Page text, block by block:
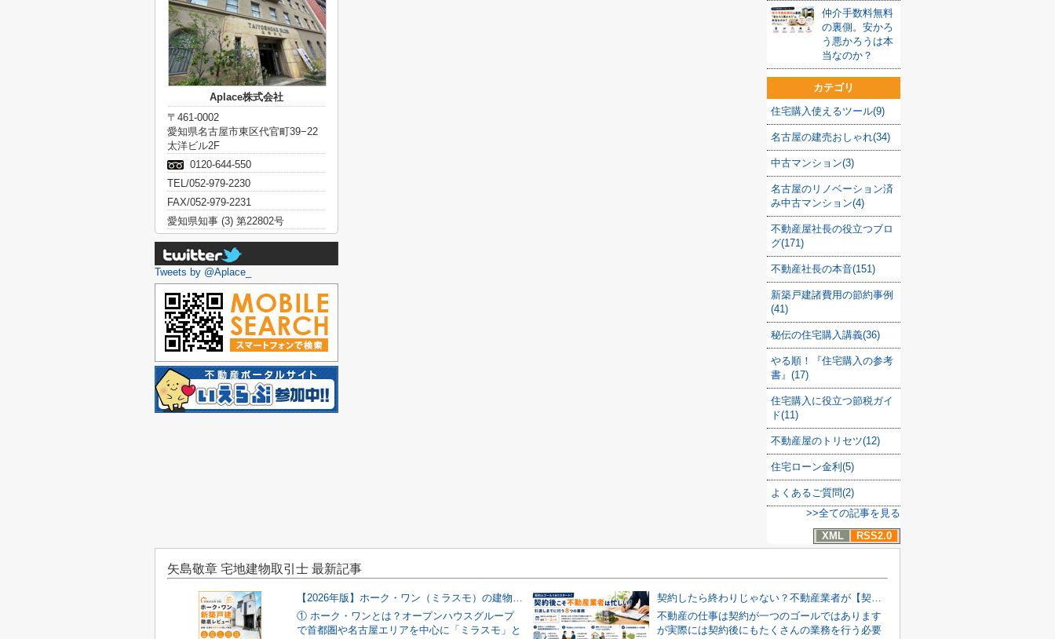
仲介手数料無料
の裏側。安かろ
う悪かろうは本
当なのか？
カテゴリ
住宅購入使えるツール(9)
名古屋の建売おしゃれ(34)
中古マンション(3)
名古屋のリノベーション済
み中古マンション(4)
不動産屋社長の役立つブロ
グ(171)
不動産社長の本音(151)
新築戸建諸費用の節約事例
(41)
秘伝の住宅購入講義(36)
やる順！『住宅購入の参考
書』(17)
住宅購入に役立つ節税ガイ
ド(11)
不動産屋のトリセツ(12)
住宅ローン金利(5)
よくあるご質問(2)
>>全ての記事を見る
XML
RSS2.0
Aplace株式会社
〒461-0002
愛知県名古屋市東区代官町39−22
太洋ビル2F
0120-644-550
TEL/052-979-2230
FAX/052-979-2231
愛知県知事 (3) 第22802号
Tweets by @Aplace_
矢島敬章 宅地建物取引士 最新記事
【2026年版】ホーク・ワン（ミラスモ）の建物仕様を仲介業者が実物写真で解説！
① ホーク・ワンとは？オープンハウスグループ
で首都圏や名古屋エリアを中心に「ミラスモ」と
契約したら終わりじゃない？不動産業者が【契約後〜引渡しまで】に行う裏側の仕事
不動産の仕事は契約が一つのゴールではあります
が実際には契約後にもたくさんの業務を行う必要